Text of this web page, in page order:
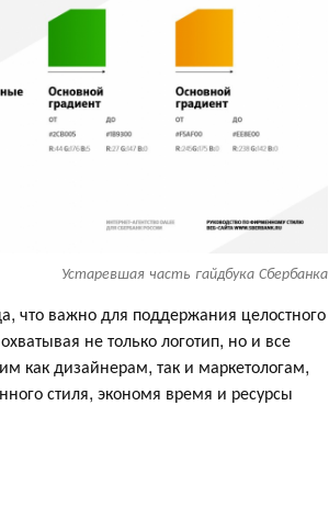
Устаревшая часть гайдбука Сбербанка
что важно для поддержания целостного
не только логотип, но и все
как дизайнерам, так и маркетологам,
стиля, экономя время и ресурсы